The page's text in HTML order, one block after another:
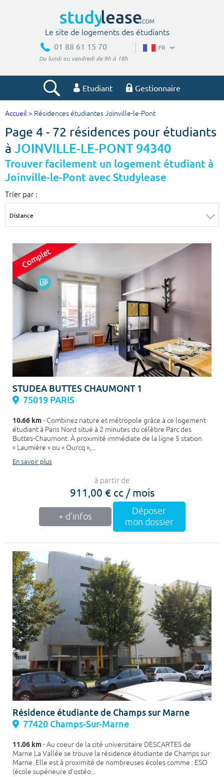
Le site de logements des étudiants
01 88 61 15 70
Du lundi au vendredi de 9h à 18h
FR
Etudiant Gestionnaire
Votre recherche
Ville, école
Type de location
Colocation
Votre date d'entrée
Chercher
Accueil > Résidences étudiantes Joinville-le-Pont
Page 4 - 72 résidences pour étudiants
à JOINVILLE-LE-PONT 94340
Trouver facilement un logement étudiant à
Joinville-le-Pont avec Studylease
Trier par :
STUDEA BUTTES CHAUMONT 1
75019 PARIS
10.66 km- Combinez nature et métropole grâce à ce logement
étudiant à Paris Nord situé à 2 minutes du célèbre Parc des
Buttes-Chaumont. À proximité immédiate de la ligne 5 station
« Laumière » ou « Ourcq »,...
En savoir plus
à partir de
911,00 € cc / mois
+ d'infos
Déposer
mon dossier
Résidence étudiante de Champs sur Marne
77420 Champs-Sur-Marne
11.06 km- Au coeur de la cité universitaire DESCARTES de
Marne La Vallée se trouve la résidence étudiante de Champs sur
Marne. Elle est à proximité de nombreuses écoles comme : ESO
(école supérieure d’ostéo...